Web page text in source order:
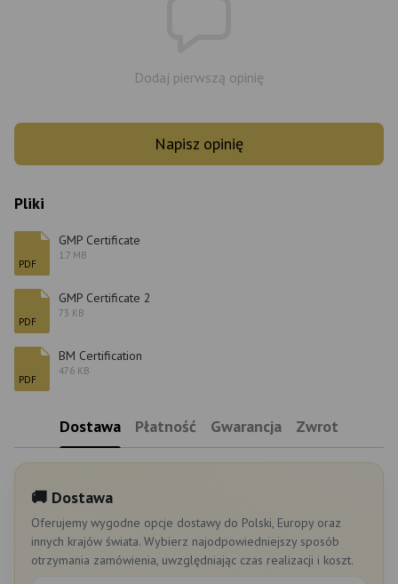
Dodaj pierwszą opinię
Napisz opinię
Pliki
PDF
GMP Certificate
1.7 MB
PDF
GMP Certificate 2
73 KB
PDF
BM Certification
476 KB
Dostawa Płatność Gwarancja Zwrot
🚚 Dostawa
Oferujemy wygodne opcje dostawy do Polski, Europy oraz
innych krajów świata. Wybierz najodpowiedniejszy sposób
otrzymania zamówienia, uwzględniając czas realizacji i koszt.